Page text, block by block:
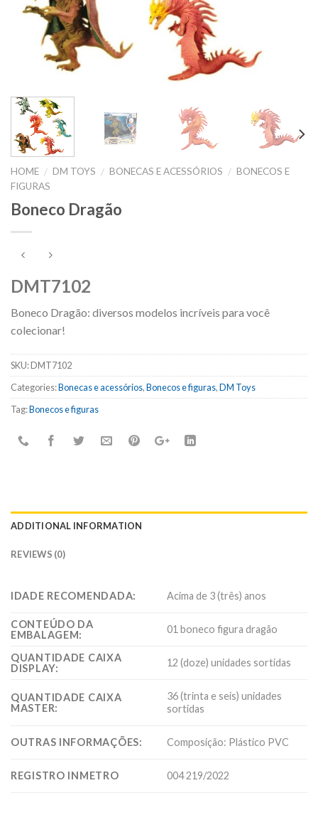
HOME / DM TOYS / BONECAS E ACESSÓRIOS / BONECOS E
FIGURAS
Boneco Dragão
DMT7102
Boneco Dragão: diversos modelos incríveis para você
colecionar!
SKU:DMT7102
Categories:Bonecas e acessórios,Bonecos e figuras,DM Toys
Tag:Bonecos e figuras
ADDITIONAL INFORMATION
REVIEWS (0)
IDADE RECOMENDADA: Acima de 3 (três) anos
CONTEÚDO DA
EMBALAGEM:
01 boneco figura dragão
QUANTIDADE CAIXA
DISPLAY:
12 (doze) unidades sortidas
QUANTIDADE CAIXA
MASTER:
36 (trinta e seis) unidades
sortidas
OUTRAS INFORMAÇÕES: Composição: Plástico PVC
REGISTRO INMETRO 004 219/2022